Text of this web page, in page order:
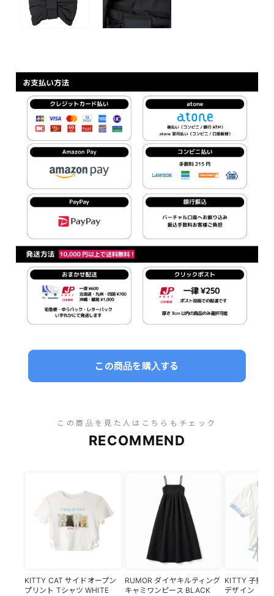
この商品を購入する
この商品を見た人はこちらもチェック
RECOMMEND
KITTY CAT サイドオープン
プリント Tシャツ WHITE
RUMOR ダイヤキルティング
キャミワンピース BLACK
KITTY 子猫プ
デザイン リブ